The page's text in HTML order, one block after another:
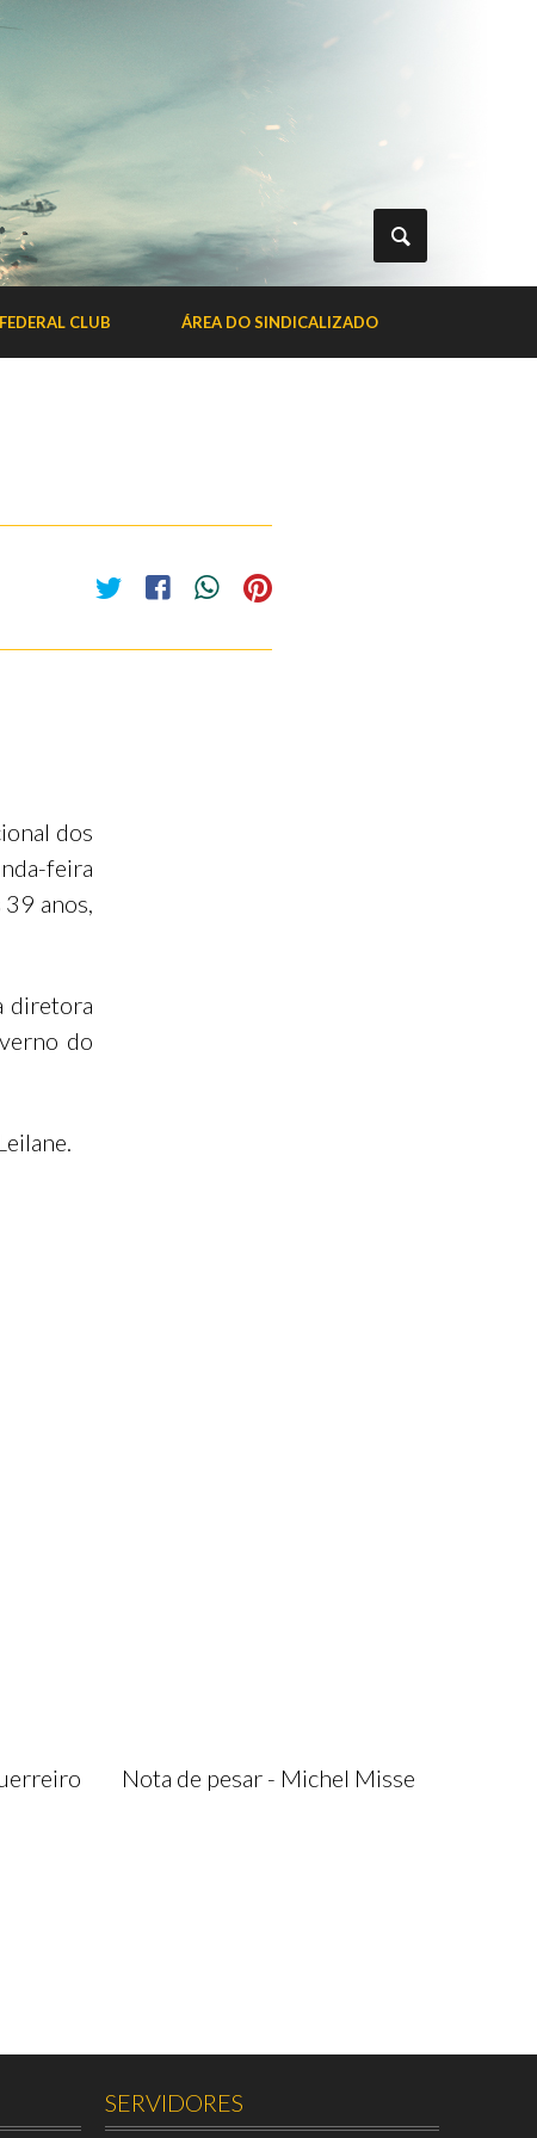
FEDERAL CLUB ÁREA DO SINDICALIZADO
dos
feira
anos,
diretora
do
Nota de pesar - Michel Misse
SERVIDORES